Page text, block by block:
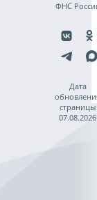
ФНС
Дата
страницы
07.08.2026